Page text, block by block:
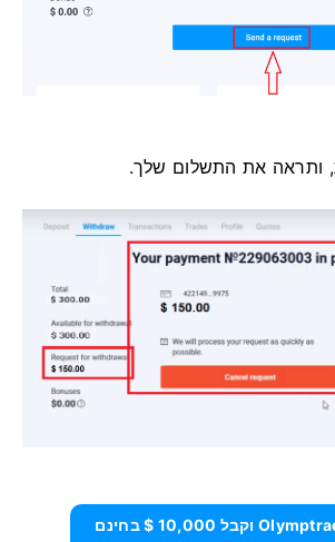
ותראה את התשלום שלך.